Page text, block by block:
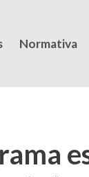
Normativa